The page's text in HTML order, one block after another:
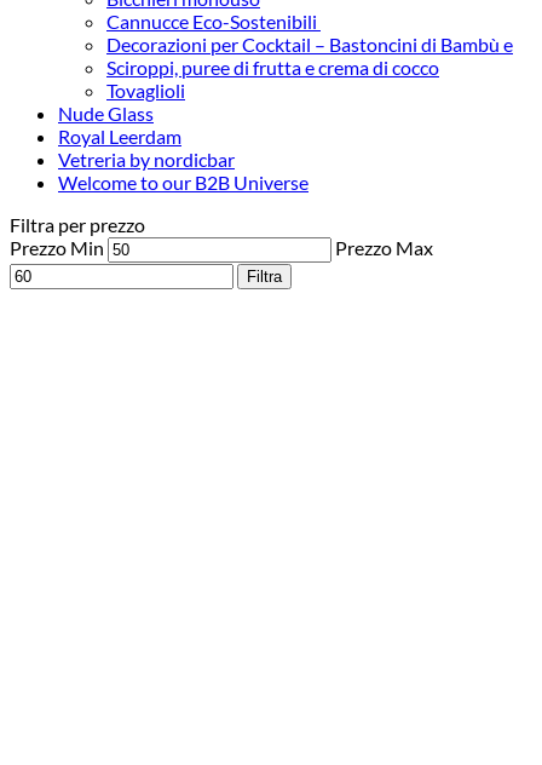
Cannucce Eco-Sostenibili
Decorazioni per Cocktail – Bastoncini di Bambù e
Sciroppi, puree di frutta e crema di cocco
Tovaglioli
Nude Glass
Royal Leerdam
Vetreria by nordicbar
Welcome to our B2B Universe
Filtra per prezzo
Prezzo Min
Prezzo Max
Filtra